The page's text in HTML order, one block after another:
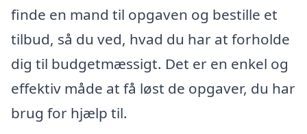
finde en mand til opgaven og bestille et
tilbud, så du ved, hvad du har at forholde
dig til budgetmæssigt. Det er en enkel og
effektiv måde at få løst de opgaver, du har
brug for hjælp til.